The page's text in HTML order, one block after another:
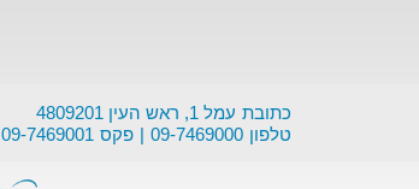
כתובת עמל 1, ראש העין 4809201
טלפון 09-7469000 פקס 09-7469001